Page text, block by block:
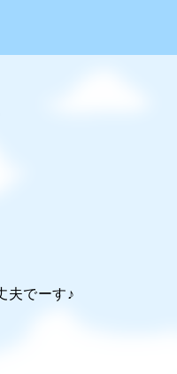
夫でーす♪